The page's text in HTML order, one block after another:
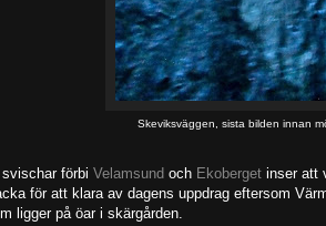
Skeviksväggen, sista bilden innan
förbi Velamsund och Ekoberget inser att
för att klara av dagens uppdrag eftersom
ligger på öar i skärgården.